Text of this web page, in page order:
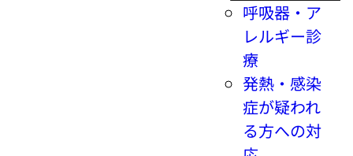
呼吸器・ア
レルギー診
療
発熱・感染
症が疑われ
る方への対